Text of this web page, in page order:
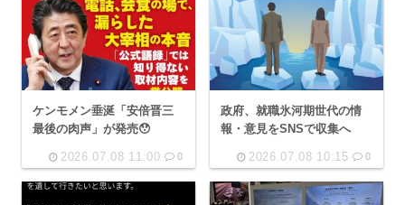
ケンモメン垂涎「安倍晋三
最後の肉声」が発売😯
2026.07.08 11:00 0
政府、就職氷河期世代の情
報・意見をSNSで収集へ
2026.07.08 10:15 0